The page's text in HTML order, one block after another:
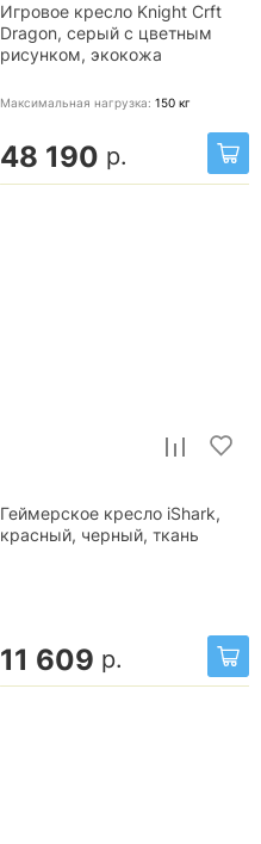
Игровое кресло Knight Crft
Dragon, серый с цветным
рисунком, экокожа
Максимальная нагрузка: 150 кг
48 190 р.
Геймерское кресло iShark,
красный, черный, ткань
11 609 р.